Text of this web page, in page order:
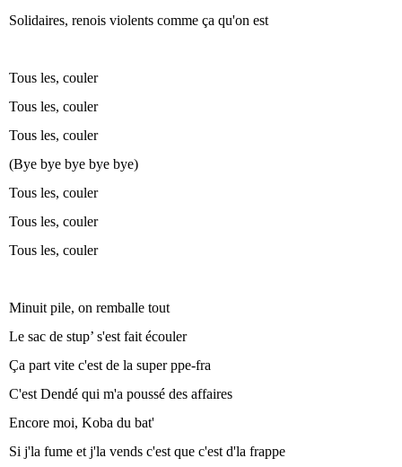
Solidaires, renois violents comme ça qu'on est
Tous les, couler
Tous les, couler
Tous les, couler
(Bye bye bye bye bye)
Tous les, couler
Tous les, couler
Tous les, couler
Minuit pile, on remballe tout
Le sac de stup’ s'est fait écouler
Ça part vite c'est de la super ppe-fra
C'est Dendé qui m'a poussé des affaires
Encore moi, Koba du bat'
Si j'la fume et j'la vends c'est que c'est d'la frappe